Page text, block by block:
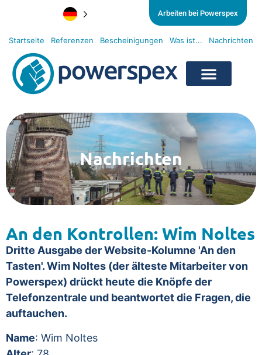
Startseite Referenzen Bescheinigungen Was ist... Nachrichten
Arbeiten bei Powerspex
Nachrichten
An den Kontrollen: Wim Noltes
Dritte Ausgabe der Website-Kolumne 'An den
Tasten'. Wim Noltes (der älteste Mitarbeiter von
Powerspex) drückt heute die Knöpfe der
Telefonzentrale und beantwortet die Fragen, die
auftauchen.
Name: Wim Noltes